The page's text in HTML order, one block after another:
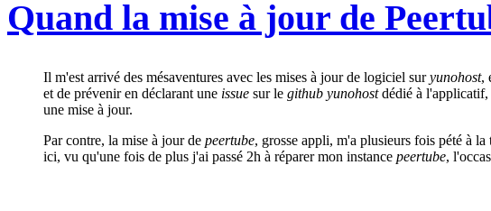
Quand la mise à jour de
Il m'est arrivé des mésaventures avec les mises à jour de logiciel suryunohost,
et de prévenir en déclarant une issue sur le github yunohostdédié à l'applicatif,
une mise à jour.
Par contre, la mise à jour de peertube, grosse appli, m'a plusieurs fois pété à
ici, vu qu'une fois de plus j'ai passé 2h à réparer mon instance peertube,